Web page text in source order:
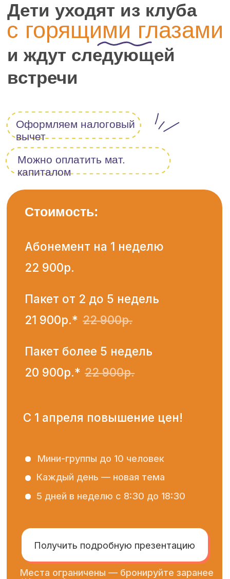
Подробнее о компании
материалы для родителей
к нашему
Telegram-каналу!
Подборки развивающих игр
Прямые эфиры с экспертами, где
можно задать свои вопросы
Статьи о подготовке к школе
Перейти в телеграм-канал